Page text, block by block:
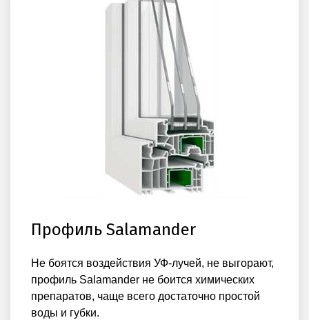
Профиль Salamander
Не боятся воздействия УФ-лучей, не выгорают,
профиль Salamander не боится химических
препаратов, чаще всего достаточно простой
воды и губки.